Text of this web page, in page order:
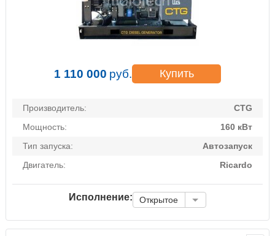
1 110 000 руб. Купить
Производитель:
CTG
Мощность:
160 кВт
Тип запуска:
Автозапуск
Двигатель:
Ricardo
Исполнение: Открытое